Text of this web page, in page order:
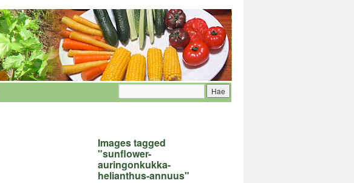
Images tagged
"sunflower-
auringonkukka-
helianthus-annuus"